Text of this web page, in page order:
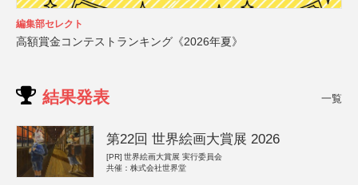
編集部セレクト
高額賞金コンテストランキング《2026年夏》
結果発表 一覧
第22回 世界絵画大賞展 2026
[PR] 世界絵画大賞展 実行委員会
共催：株式会社世界堂